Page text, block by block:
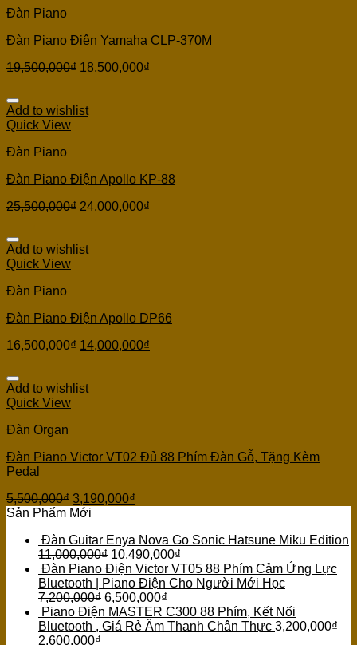
Đàn Piano
Đàn Piano Điện Yamaha CLP-370M
19,500,000₫ 18,500,000₫
Add to wishlist
Quick View
Đàn Piano
Đàn Piano Điện Apollo KP-88
25,500,000₫ 24,000,000₫
Add to wishlist
Quick View
Đàn Piano
Đàn Piano Điện Apollo DP66
16,500,000₫ 14,000,000₫
Add to wishlist
Quick View
Đàn Organ
Đàn Piano Victor VT02 Đủ 88 Phím Đàn Gỗ, Tặng Kèm
Pedal
5,500,000₫ 3,190,000₫
Sản Phẩm Mới
Đàn Guitar Enya Nova Go Sonic Hatsune Miku Edition
11,000,000₫ 10,490,000₫
Đàn Piano Điện Victor VT05 88 Phím Cảm Ứng Lực
Bluetooth | Piano Điện Cho Người Mới Học
7,200,000₫ 6,500,000₫
Piano Điện MASTER C300 88 Phím, Kết Nối
Bluetooth , Giá Rẻ Âm Thanh Chân Thực 3,200,000₫
2,600,000₫